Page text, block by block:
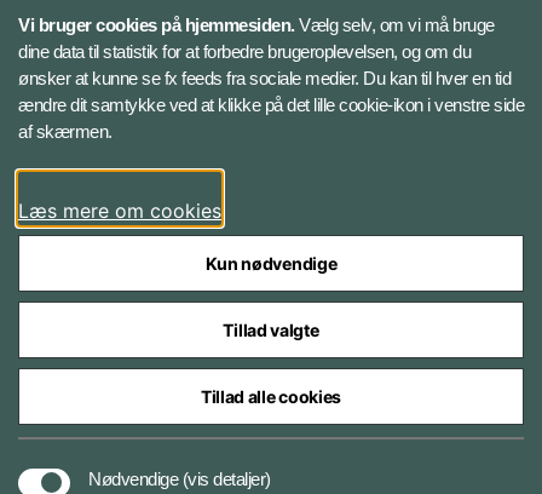
Instagram
Bluesky
LinkedIn
Styrelser og myndigheder under Forsvarsministeriet
Vi bruger cookies på hjemmesiden.Vælg selv, om vi må bruge
dine data til statistik for at forbedre brugeroplevelsen, og om du
ønsker at kunne se fx feeds fra sociale medier. Du kan til hver en tid
ændre dit samtykke ved at klikke på det lille cookie-ikon i venstre side
af skærmen.
Læs mere om cookies
Kun nødvendige
Tillad valgte
Tillad alle cookies
Nødvendige (vis detaljer)